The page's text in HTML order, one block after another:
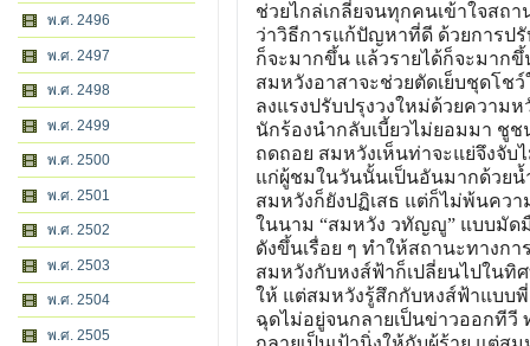
พ.ศ. 2496
พ.ศ. 2497
พ.ศ. 2498
พ.ศ. 2499
พ.ศ. 2500
พ.ศ. 2501
พ.ศ. 2502
พ.ศ. 2503
พ.ศ. 2504
พ.ศ. 2505
ช่วยไกล่เกลี่ยจนทุกคนเข้าใจสถ
ว่าวิธีการแก้ปัญหาที่ดี ด้วยการป
ก็จะมากขึ้น แล้วรายได้ก็จะมาก
สมหวังอาสาจะช่วยตัดเย็บชุดโช
ลงแรงปรับปรุงวงใหม่ด้วยควา
นักร้องนำกลับเบี้ยวไม่ยอมมา ชูช
ถดถอย สมหวังเห็นท่าจะแย่จึงจับ
แก่ผู้ชมในวันนั้นเป็นอันมากด้วยน้
สมหวังก็ยังปฏิเสธ แต่ก็ไม่พ้นคว
ในนาม “สมหวัง วทัญญู” แบบมัด
ดังขึ้นเรื่อย ๆ ทำให้สถานะทางก
สมหวังกับหงส์ฟ้าก็เปลี่ยนไปในทิ
ให้ แต่สมหวังรู้สึกกับหงส์ฟ้าแบบพี่
ฉุดไม่อยู่จนกลายเป็นข่าวออกทีวี